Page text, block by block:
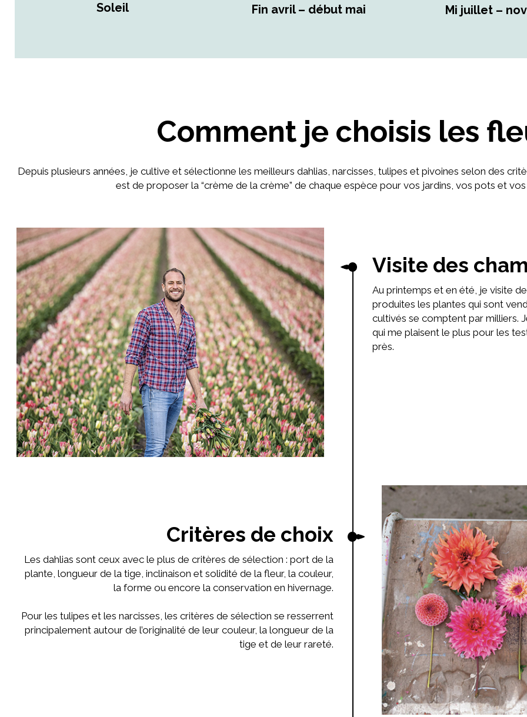
Soleil
Fin avril – début mai
Mi juillet –
Comment je choisis les
Depuis plusieurs années, je cultive et sélectionne les meilleurs dahlias, narcisses, tulipes et pivoines selon des
est de proposer la “crème de la crème” de chaque espèce pour vos jardins, vos pots et
Visite des
Au printemps et en été, je visite
produites les plantes qui sont
cultivés se comptent par milliers.
qui me plaisent le plus pour les
près.
Critères de choix
Les dahlias sont ceux avec le plus de critères de sélection : port de la
plante, longueur de la tige, inclinaison et solidité de la fleur, la couleur,
la forme ou encore la conservation en hivernage.
Pour les tulipes et les narcisses, les critères de sélection se resserrent
principalement autour de l’originalité de leur couleur, la longueur de la
tige et de leur rareté.